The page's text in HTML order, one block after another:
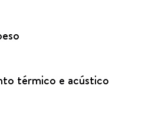
térmico e acústico